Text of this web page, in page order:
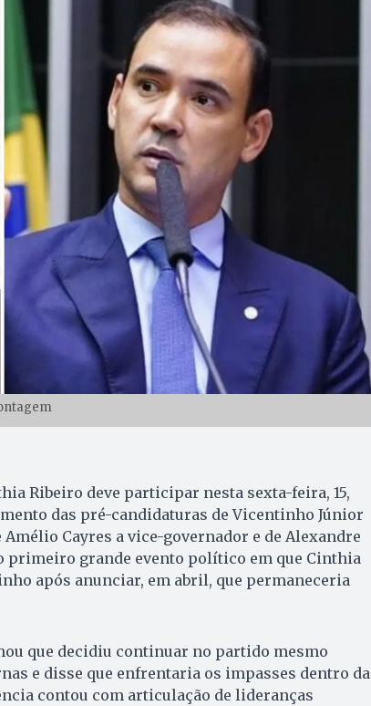
Ribeiro deve participar nesta sexta-feira, 15,
das pré-candidaturas de Vicentinho Júnior
Cayres a vice-governador e de Alexandre
o primeiro grande evento político em que Cinthia
após anunciar, em abril, que permaneceria
que decidiu continuar no partido mesmo
e disse que enfrentaria os impasses dentro da
contou com articulação de lideranças